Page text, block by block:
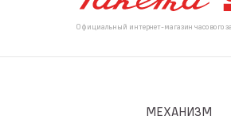
Официальный интернет-магазин часового
МЕХАНИЗМ